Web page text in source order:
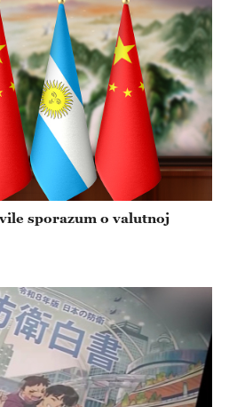
sporazum o valutnoj